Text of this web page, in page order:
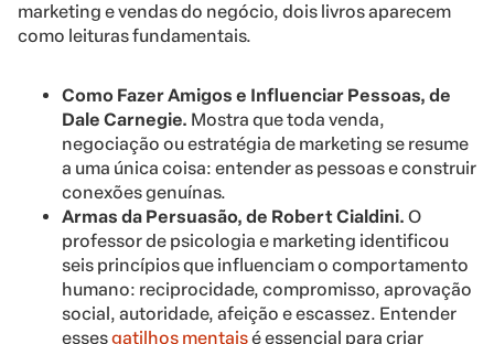
marketing e vendas do negócio, dois livros aparecem
como leituras fundamentais.
Como Fazer Amigos e Influenciar Pessoas, de
Dale Carnegie. Mostra que toda venda,
negociação ou estratégia de marketing se resume
a uma única coisa: entender as pessoas e construir
conexões genuínas.
Armas da Persuasão, de Robert Cialdini. O
professor de psicologia e marketing identificou
seis princípios que influenciam o comportamento
humano: reciprocidade, compromisso, aprovação
social, autoridade, afeição e escassez. Entender
essesgatilhos mentaisé essencial para criar